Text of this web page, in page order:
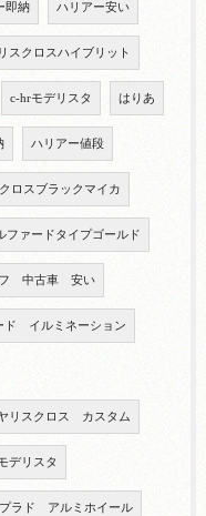
即納 ハリアー安い
スクロスハイブリット
c-hrモデリスタ はりあ
ハリアー値段
ロスブラックマイカ
ファードタイプゴールド
フ 中古車 安い
ド イルミネーション
リスクロス カスタム
デリスタ
プラド アルミホイール